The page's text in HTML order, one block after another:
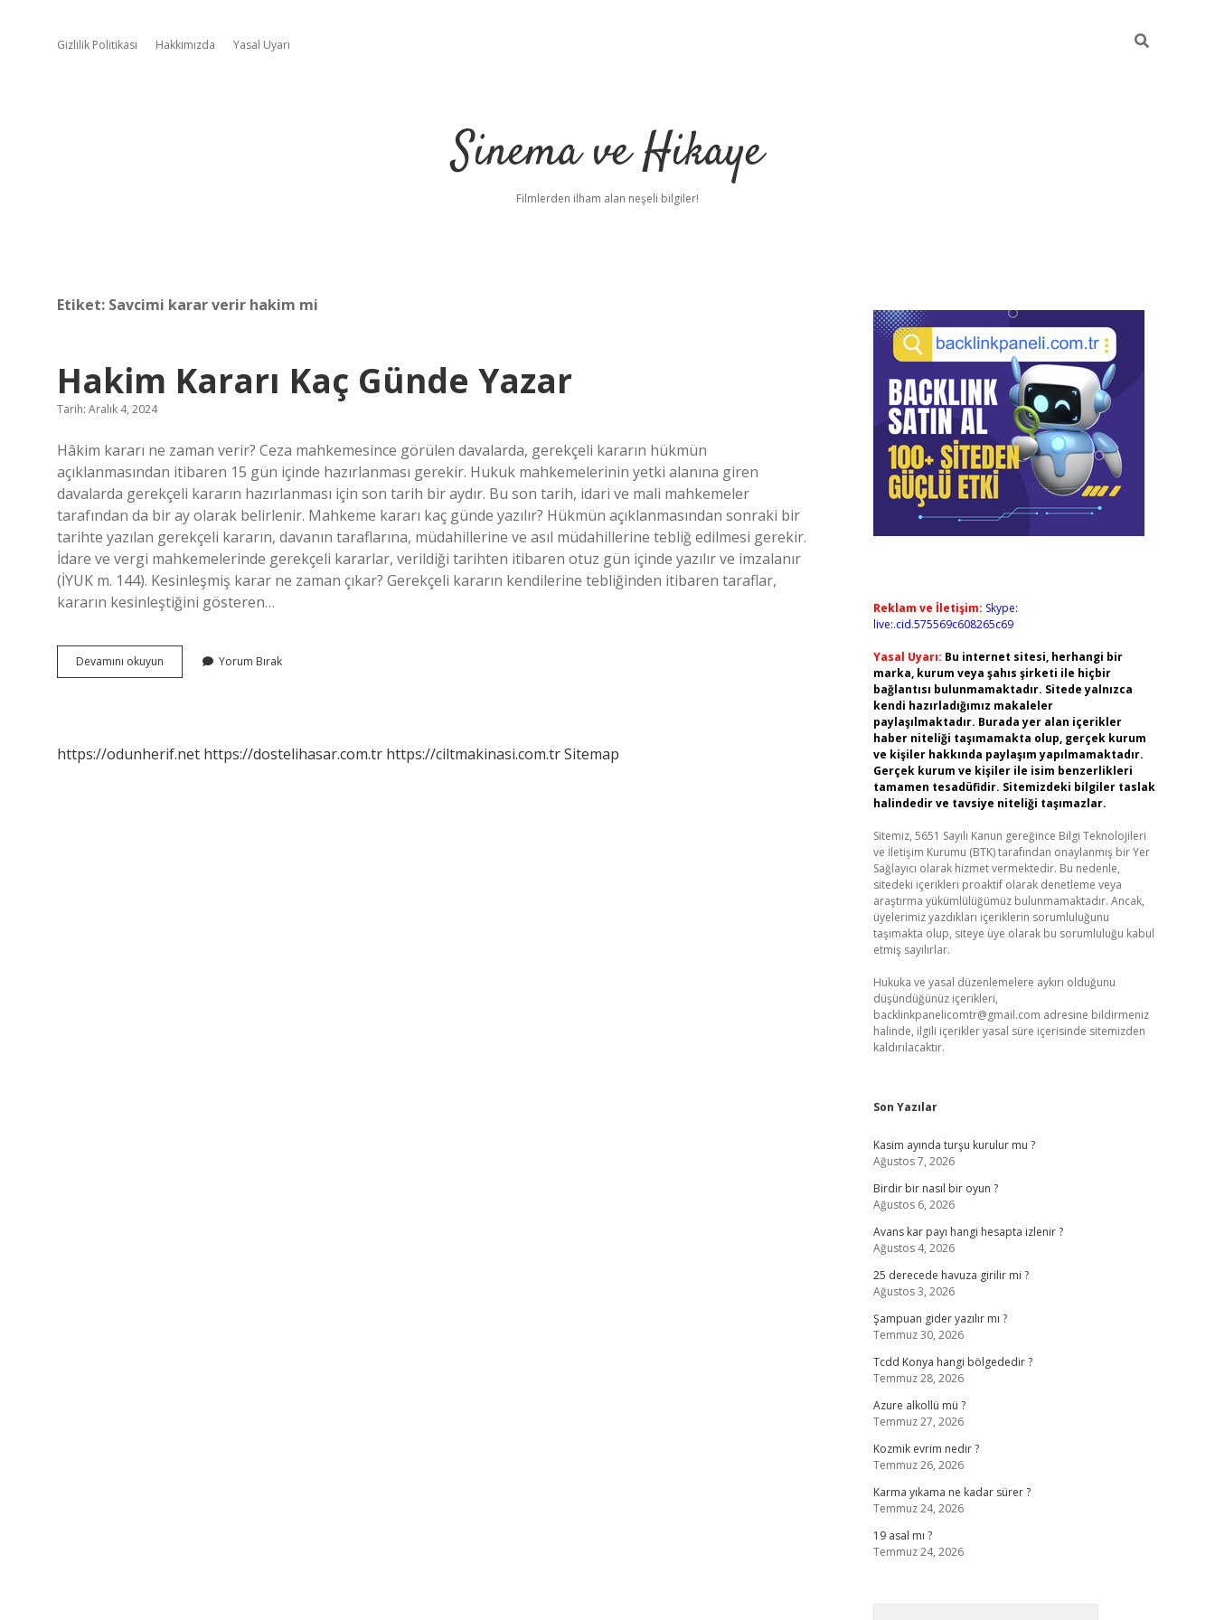
Gizlilik Politikası Hakkımızda Yasal Uyarı
Sinema ve Hikaye
Filmlerden ilham alan neşeli bilgiler!
Etiket: Savcimi karar verir hakim mi
Hakim Kararı Kaç Günde Yazar
Tarih: Aralık 4, 2024
Hâkim kararı ne zaman verir? Ceza mahkemesince görülen davalarda, gerekçeli kararın hükmün
açıklanmasından itibaren 15 gün içinde hazırlanması gerekir. Hukuk mahkemelerinin yetki alanına giren
davalarda gerekçeli kararın hazırlanması için son tarih bir aydır. Bu son tarih, idari ve mali mahkemeler
tarafından da bir ay olarak belirlenir. Mahkeme kararı kaç günde yazılır? Hükmün açıklanmasından sonraki bir
tarihte yazılan gerekçeli kararın, davanın taraflarına, müdahillerine ve asıl müdahillerine tebliğ edilmesi gerekir.
İdare ve vergi mahkemelerinde gerekçeli kararlar, verildiği tarihten itibaren otuz gün içinde yazılır ve imzalanır
(İYUK m. 144). Kesinleşmiş karar ne zaman çıkar? Gerekçeli kararın kendilerine tebliğinden itibaren taraflar,
kararın kesinleştiğini gösteren…
Devamını okuyun
Kararı
Yorum Bırak
https://odunherif.net https://dostelihasar.com.tr https://ciltmakinasi.com.trSitemap
Sidebar
Reklam ve İletişim: Skype:
live:.cid.575569c608265c69
Yasal Uyarı: Bu internet sitesi, herhangi bir
marka, kurum veya şahıs şirketi ile hiçbir
bağlantısı bulunmamaktadır. Sitede yalnızca
kendi hazırladığımız makaleler
paylaşılmaktadır. Burada yer alan içerikler
haber niteliği taşımamakta olup, gerçek kurum
ve kişiler hakkında paylaşım yapılmamaktadır.
Gerçek kurum ve kişiler ile isim benzerlikleri
tamamen tesadüfidir. Sitemizdeki bilgiler taslak
halindedir ve tavsiye niteliği taşımazlar.
Sitemiz, 5651 Sayılı Kanun gereğince Bilgi Teknolojileri
ve İletişim Kurumu (BTK) tarafından onaylanmış bir Yer
Sağlayıcı olarak hizmet vermektedir. Bu nedenle,
sitedeki içerikleri proaktif olarak denetleme veya
araştırma yükümlülüğümüz bulunmamaktadır. Ancak,
üyelerimiz yazdıkları içeriklerin sorumluluğunu
taşımakta olup, siteye üye olarak bu sorumluluğu kabul
etmiş sayılırlar.
Hukuka ve yasal düzenlemelere aykırı olduğunu
düşündüğünüz içerikleri,
backlinkpanelicomtr@gmail.com adresine bildirmeniz
halinde, ilgili içerikler yasal süre içerisinde sitemizden
kaldırılacaktır.
Son Yazılar
Kasim ayında turşu kurulur mu ?
Ağustos 7, 2026
Birdir bir nasıl bir oyun ?
Ağustos 6, 2026
Avans kar payı hangi hesapta izlenir ?
Ağustos 4, 2026
25 derecede havuza girilir mi ?
Ağustos 3, 2026
Şampuan gider yazılır mı ?
Temmuz 30, 2026
Tcdd Konya hangi bölgededir ?
Temmuz 28, 2026
Azure alkollü mü ?
Temmuz 27, 2026
Kozmik evrim nedir ?
Temmuz 26, 2026
Karma yıkama ne kadar sürer ?
Temmuz 24, 2026
19 asal mı ?
Temmuz 24, 2026